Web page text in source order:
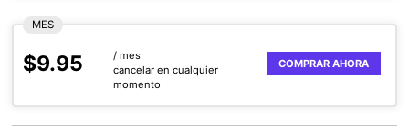
MES
$9.95
/ mes
cancelar en cualquier
momento
COMPRAR AHORA